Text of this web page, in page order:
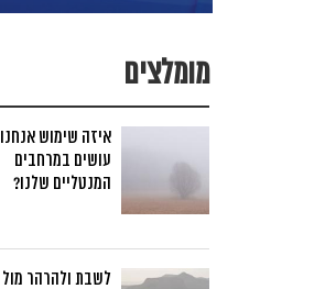
מומלצים
איזה שימוש אנחנו
עושים במרחבים
המנטליים שלנו?